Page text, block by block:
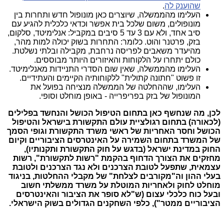
שהוענק לה.
העלימו מהממשלה, שיוצרים כאן מונופול חדש ותחרות בין
מונופולים, משום שלכל בית אפשר וכדאי כלכלית להגיע עם
סיב אחד, ולא עם 3 עד 5 סיבים במקביל: אנלימיטד, סלקום,
בזק, פרטנר והוט. כלומר: התחרות בשוק יכולה למות מהר,
מהיעדר משאבים לפריסה נרחבת, מקבילה ובלתי נשלטת.
כולם יתחרו על הלקוחות והאיזורים היותר מבוססים.
העלימו מהממשלה, שאין שום הסדרי התניידות מאנלימיטד.
זו פשוט "חתונה קתולית" ללקוחותיה הקיימים והעתידיים.
העלימו, שההחלטה של הממשלה מנציחה בפועל את
המונופול של בזק בפריפרייה - באופן מוחלט וסופי.
לכן, מה שנחשף כאן בתחום הטיפול הכושל והנחשד בפלילים
(לכאורה) בתחום רגולציית עולם התקשורת בישראל והטיפול
הכושל וחסר האחריות של ראשי משרד התקשורת וגופי הסמך
של המשרד בתחום השמירה על האינטרסים הציבוריים וקיום
החוק במדינת ישראל (בדגש על חוק התקשורת ותקנותיו),
מחזקים את הצורך הדחוף בהקמת "רשות לתקשורת", רשות
עצמאית, שתפעל לטובת הצרכנים ולא נגד הצרכנים ולטובת
בעלי ההון וה"מקורבים לצלחת" של מקבלי ההחלטות, בניגוד
מוחלט לחוק ולאחריות המוטלת על משרד ממשלתי חשוב
ובעל כוח כלכלי עצום (ש"לא סופר את הציבור והאינטרסים
הציבוריים ממטר"), כלפי השחקנים הגדולים בשוק הישראלי.